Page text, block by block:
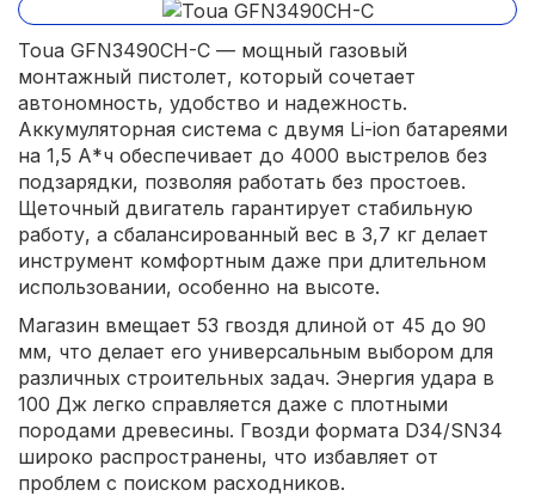
Toua GFN3490CH-C — мощный газовый
монтажный пистолет, который сочетает
автономность, удобство и надежность.
Аккумуляторная система с двумя Li-ion батареями
на 1,5 А*ч обеспечивает до 4000 выстрелов без
подзарядки, позволяя работать без простоев.
Щеточный двигатель гарантирует стабильную
работу, а сбалансированный вес в 3,7 кг делает
инструмент комфортным даже при длительном
использовании, особенно на высоте.
Магазин вмещает 53 гвоздя длиной от 45 до 90
мм, что делает его универсальным выбором для
различных строительных задач. Энергия удара в
100 Дж легко справляется даже с плотными
породами древесины. Гвозди формата D34/SN34
широко распространены, что избавляет от
проблем с поиском расходников.